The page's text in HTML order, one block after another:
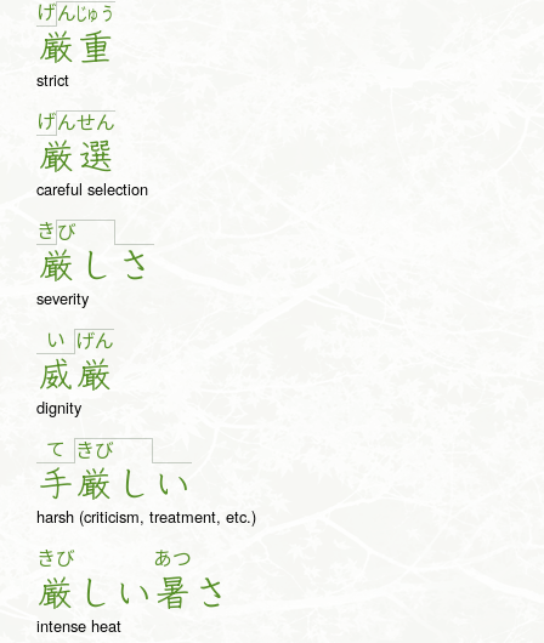
げん
厳
じゅ う
重
strict
げん
厳
せん
選
careful selection
き び
厳 し さ
severity
い
威
げん
厳
dignity
て
手
きび
厳 し い
harsh (criticism, treatment, etc.)
きび
厳 し い
あつ
暑 さ
intense heat